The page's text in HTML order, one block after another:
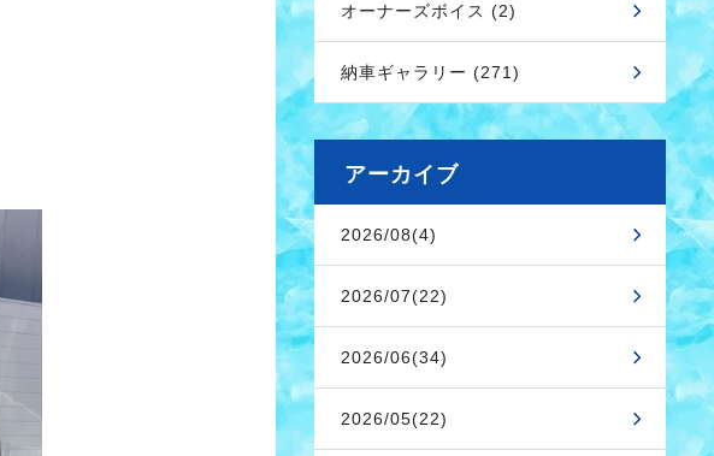
オーナーズボイス (2)
納車ギャラリー (271)
アーカイブ
2026/08(4)
2026/07(22)
2026/06(34)
2026/05(22)